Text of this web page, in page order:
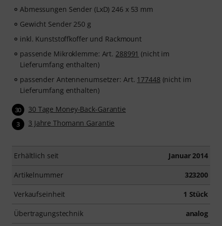
Abmessungen Sender (LxD) 246 x 53 mm
Gewicht Sender 250 g
inkl. Kunststoffkoffer und Rackmount
passende Mikroklemme: Art. 288991 (nicht im
Lieferumfang enthalten)
passender Antennenumsetzer: Art. 177448 (nicht im
Lieferumfang enthalten)
30 30 Tage Money-Back-Garantie
3 3 Jahre Thomann Garantie
Erhältlich seit Januar 2014
Artikelnummer 323200
Verkaufseinheit 1 Stück
Übertragungstechnik analog